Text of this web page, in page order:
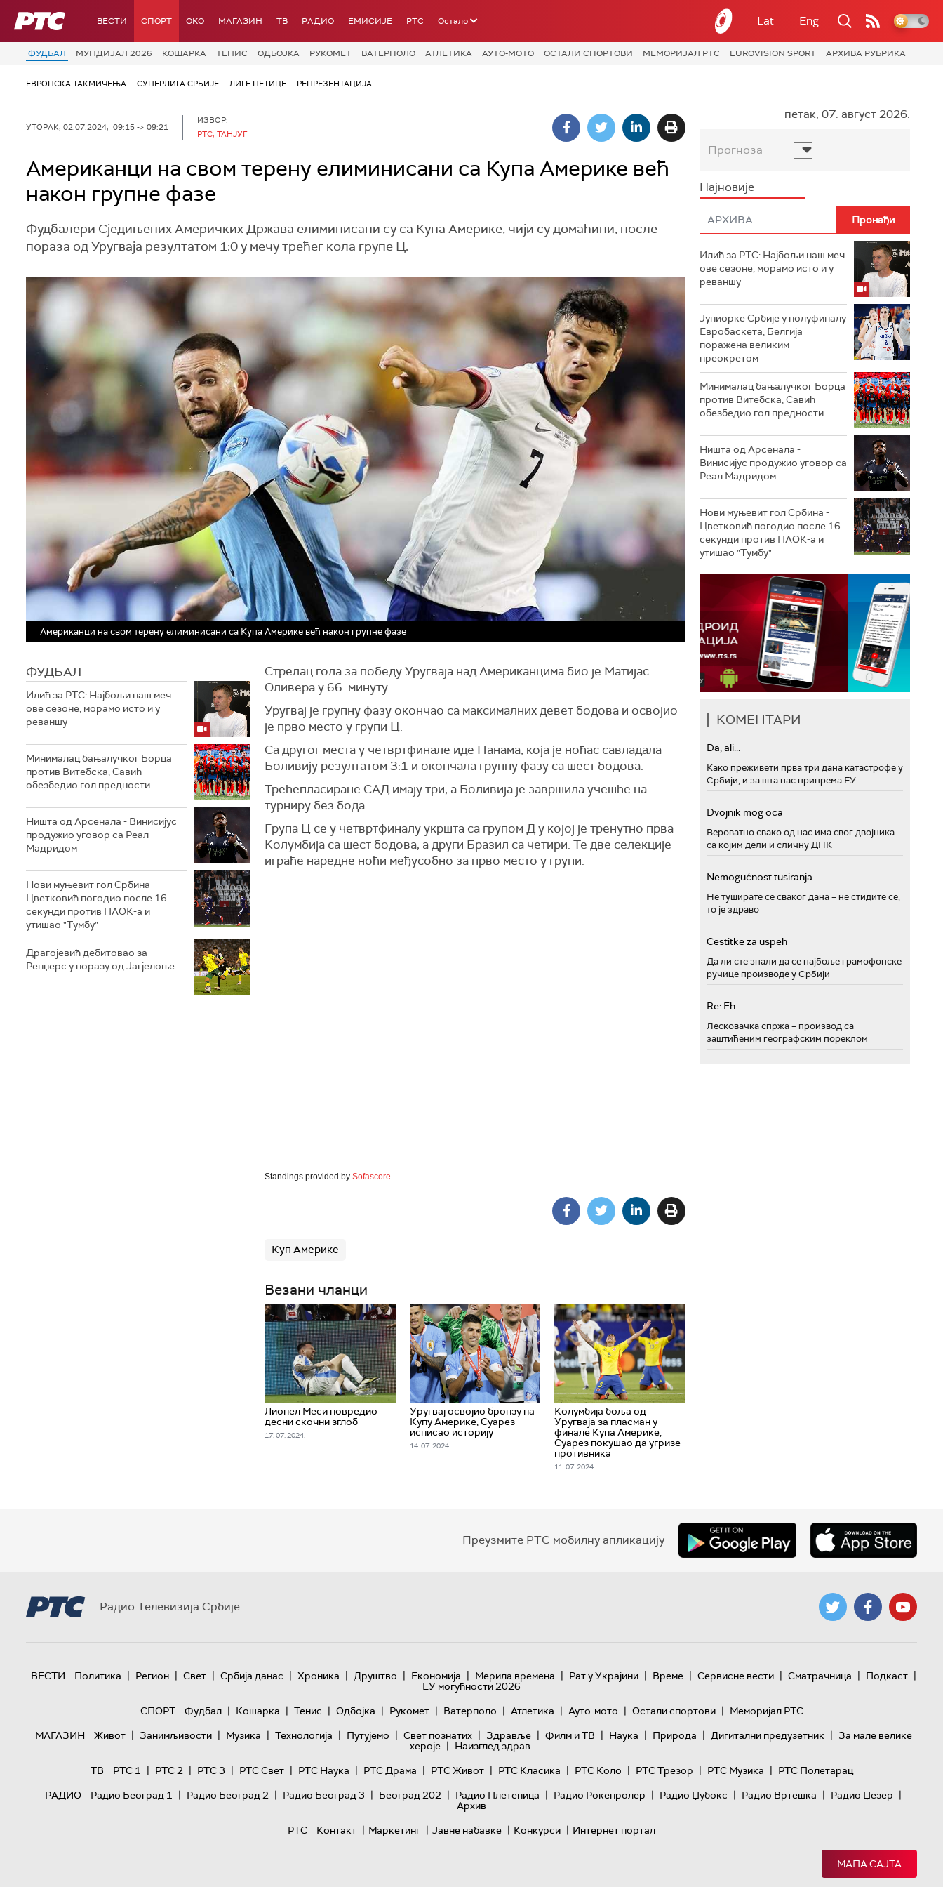
РТС ВЕСТИ СПОРТ OKO МАГАЗИН ТВ РАДИО ЕМИСИЈЕ РТС Остало Lat Eng
ФУДБАЛ МУНДИЈАЛ 2026 КОШАРКА ТЕНИС ОДБОЈКА РУКОМЕТ ВАТЕРПОЛО АТЛЕТИКА АУТО-МОТО ОСТАЛИ СПОРТОВИ МЕМОРИЈАЛ РТС EUROVISION SPORT АРХИВА РУБРИКА
ЕВРОПСКА ТАКМИЧЕЊА СУПЕРЛИГА СРБИЈЕ ЛИГЕ ПЕТИЦЕ РЕПРЕЗЕНТАЦИЈА
УТОРАК, 02.07.2024, 09:15 -> 09:21
ИЗВОР:
РТС, ТАНЈУГ
Американци на свом терену елиминисани са Купа Америке већ
након групне фазе
Фудбалери Сједињених Америчких Држава елиминисани су са Купа Америке, чији су домаћини, после
пораза од Уругваја резултатом 1:0 у мечу трећег кола групе Ц.
Американци на свом терену елиминисани са Купа Америке већ након групне фазе
ФУДБАЛ
Илић за РТС: Најбољи наш меч
ове сезоне, морамо исто и у
реваншу
Минималац бањалучког Борца
против Витебска, Савић
обезбедио гол предности
Ништа од Арсенала - Винисијус
продужио уговор са Реал
Мадридом
Нови муњевит гол Србина -
Цветковић погодио после 16
секунди против ПАОК-а и
утишао "Тумбу"
Драгојевић дебитовао за
Ренџерс у поразу од Јагјелоње
Стрелац гола за победу Уругваја над Американцима био је Матијас
Оливера у 66. минуту.
Уругвај је групну фазу окончао са максималних девет бодова и освојио
је прво место у групи Ц.
Са другог места у четвртфинале иде Панама, која је ноћас савладала
Боливију резултатом 3:1 и окончала групну фазу са шест бодова.
Трећепласиране САД имају три, а Боливија је завршила учешће на
турниру без бода.
Група Ц се у четвртфиналу укршта са групом Д у којој је тренутно прва
Колумбија са шест бодова, а други Бразил са четири. Те две селекције
играће наредне ноћи међусобно за прво место у групи.
Standings provided by Sofascore
Куп Америке
Везани чланци
Лионел Меси повредио
десни скочни зглоб
17. 07. 2024.
Уругвај освојио бронзу на
Купу Америке, Суарез
исписао историју
14. 07. 2024.
Колумбија боља од
Уругваја за пласман у
финале Купа Америке,
Суарез покушао да угризе
противника
11. 07. 2024.
петак, 07. август 2026.
Прогноза
Најновије
Илић за РТС: Најбољи наш меч
ове сезоне, морамо исто и у
реваншу
Јуниорке Србије у полуфиналу
Евробаскета, Белгија
поражена великим
преокретом
Минималац бањалучког Борца
против Витебска, Савић
обезбедио гол предности
Ништа од Арсенала -
Винисијус продужио уговор са
Реал Мадридом
Нови муњевит гол Србина -
Цветковић погодио после 16
секунди против ПАОК-а и
утишао "Тумбу"
КОМЕНТАРИ
Da, ali...
Како преживети прва три дана катастрофе у
Србији, и за шта нас припрема ЕУ
Dvojnik mog oca
Вероватно свако од нас има свог двојника
са којим дели и сличну ДНК
Nemogućnost tusiranja
Не туширате се сваког дана – не стидите се,
то је здраво
Cestitke za uspeh
Да ли сте знали да се најбоље грамофонске
ручице производе у Србији
Re: Eh...
Лесковачка спржа – производ са
заштићеним географским пореклом
Преузмите РТС мобилну апликацију
Радио Телевизија Србије
ВЕСТИ Политика | Регион | Свет | Србија данас | Хроника | Друштво | Економија | Мерила времена | Рат у Украјини | Време | Сервисне вести | Сматрачница | Подкаст |
ЕУ могућности 2026
СПОРТ
Фудбал | Кошарка | Тенис | Одбојка | Рукомет | Ватерполо | Атлетика | Ауто-мото | Остали спортови | Меморијал РТС
МАГАЗИН
Живот | Занимљивости | Музика | Технологијa | Путујемо | Свет познатих | Здравље | Филм и ТВ | Наука | Природа | Дигитални предузетник | За мале велике
хероје | Наизглед здрав
ТВ
РТС 1 | РТС 2 | РТС 3 | РТС Свет | РТС Наука | РТС Драма | РТС Живот | РТС Класика | РТС Коло | РТС Трезор | РТС Музика | РТС Полетарац
РАДИО
Радио Београд 1 | Радио Београд 2 | Радио Београд 3 | Београд 202 | Радио Плетеница | Радио Рокенролер | Радио Џубокс | Радио Вртешка | Радио Џезер |
Архив
РТС
Контакт | Маркетинг | Јавне набавке | Конкурси | Интернет портал
МАПА САЈТА